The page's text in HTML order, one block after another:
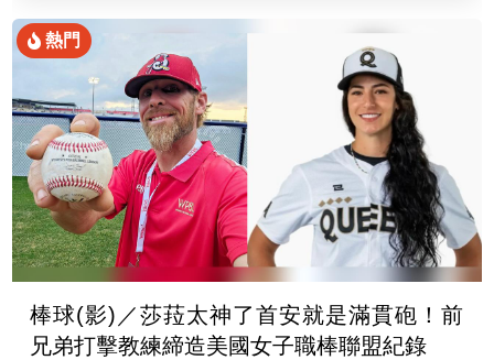
熱門
棒球(影)／莎菈太神了首安就是滿貫砲！前
兄弟打擊教練締造美國女子職棒聯盟紀錄